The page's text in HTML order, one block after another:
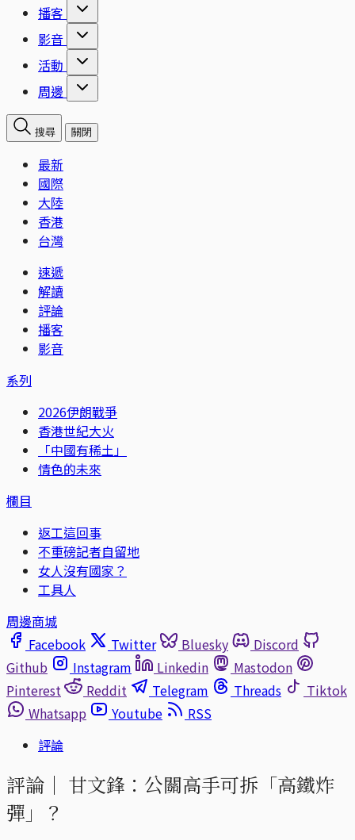
播客
影音
活動
周邊
搜尋 關閉
最新
國際
大陸
香港
台灣
速遞
解讀
評論
播客
影音
系列
2026伊朗戰爭
香港世紀大火
「中國有稀土」
情色的未來
欄目
返工這回事
不重磅記者自留地
女人沒有國家？
工具人
周邊商城
Facebook
Twitter Bluesky
Discord
Github
Instagram Linkedin
Mastodon
Pinterest
Reddit Telegram Threads
Tiktok
Whatsapp
Youtube
RSS
評論
評論｜ 甘文鋒：公關高手可拆「高鐵炸
彈」？